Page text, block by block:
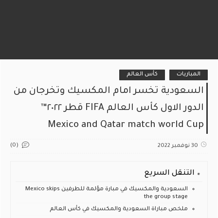
المباريات كأس العالم
السعودية تخسر امام المكسيك وتخرجان من
الدور الاول كأس العالم FIFA قطر ٢٠٢٢™
Mexico and Qatar match world Cup
30 نوفمبر 2022 (0)
التنقل السريع
السعودية والمكسيك في مبارة مؤلمة للطرفين Mexico skips
the group stage
ملخص مباراة السعودية والمكسيك في كأس العالم